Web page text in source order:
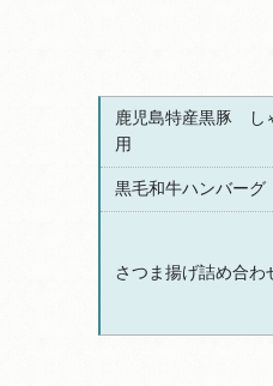
鹿児島特産黒豚 し
用
黒毛和牛ハンバーグ
さつま揚げ詰め合わ